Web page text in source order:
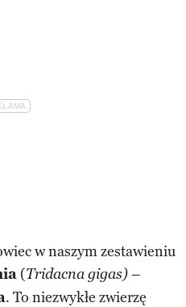
w naszym zestawieniu
(Tridacna gigas)–
. To niezwykłe zwierzę